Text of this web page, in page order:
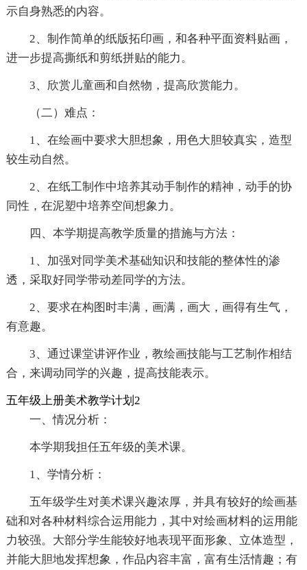
示自身熟悉的内容。
2、制作简单的纸版拓印画，和各种平面资料贴画，
进一步提高撕纸和剪纸拼贴的能力。
3、欣赏儿童画和自然物，提高欣赏能力。
（二）难点：
1、在绘画中要求大胆想象，用色大胆较真实，造型
较生动自然。
2、在纸工制作中培养其动手制作的精神，动手的协
同性，在泥塑中培养空间想象力。
四、本学期提高教学质量的措施与方法：
1、加强对同学美术基础知识和技能的整体性的渗
透，采取好同学带动差同学的方法。
2、要求在构图时丰满，画满，画大，画得有生气，
有意趣。
3、通过课堂讲评作业，教绘画技能与工艺制作相结
合，来调动同学的兴趣，提高技能表示。
五年级上册美术教学计划2
一、情况分析：
本学期我担任五年级的美术课。
1、学情分析：
五年级学生对美术课兴趣浓厚，并具有较好的绘画基
础和对各种材料综合运用能力，其中对绘画材料的运用能
力较强。大部分学生能较好地表现平面形象、立体造型，
并能大胆地发挥想象，作品内容丰富，富有生活情趣；有